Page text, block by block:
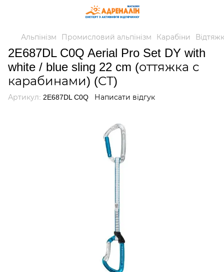
Альпінізм Промисловий альпінізм Карабіни
2E687DL C0Q Aerial Pro Set DY with
white / blue sling 22 cm (оттяжка с
карабинами) (СТ)
Артикул: 2E687DL C0Q Написати відгук